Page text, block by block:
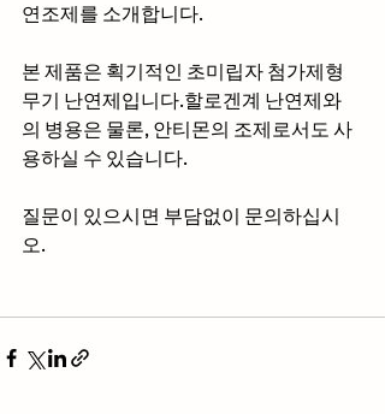
연조제를 소개합니다.
본 제품은 획기적인 초미립자 첨가제형
무기 난연제입니다.할로겐계 난연제와
의 병용은 물론, 안티몬의 조제로서도 사
용하실 수 있습니다.
질문이 있으시면 부담없이 문의하십시
오.